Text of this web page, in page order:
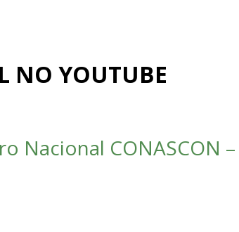
NO YOUTUBE
Nacional CONASCON